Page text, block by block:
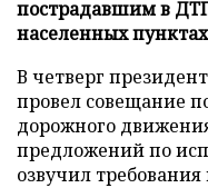
пострадавшим в
населенных
В четверг
провел совещание
дорожного
предложений по
озвучил